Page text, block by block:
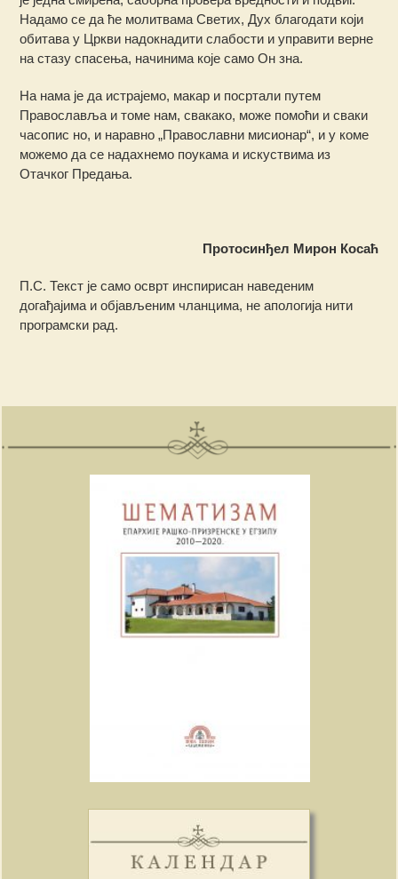
Надамо се да ће молитвама Светих, Дух благодати који
обитава у Цркви надокнадити слабости и управити верне
на стазу спасења, начинима које само Он зна.
На нама је да истрајемо, макар и посртали путем
Православља и томе нам, свакако, може помоћи и сваки
часопис но, и наравно „Православни мисионар“, и у коме
можемо да се надахнемо поукама и искуствима из
Отачког Предања.
Протосинђел Мирон Косаћ
П.С. Текст је само осврт инспирисан наведеним
догађајима и објављеним чланцима, не апологија нити
програмски рад.